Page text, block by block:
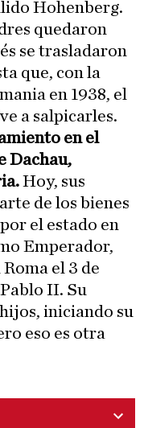
Hohenberg.
quedaron
se trasladaron
que, con la
en 1938, el
a salpicarles.
en el
Dachau,
Hoy, sus
de los bienes
el estado en
Emperador,
el 3 de
II. Su
iniciando su
eso es otra